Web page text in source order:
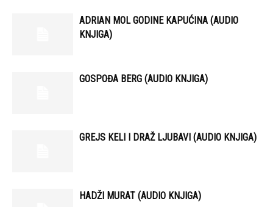
ADRIAN MOL GODINE KAPUĆINA (AUDIO
KNJIGA)
GOSPOĐA BERG (AUDIO KNJIGA)
GREJS KELI I DRAŽ LJUBAVI (AUDIO KNJIGA)
HADŽI MURAT (AUDIO KNJIGA)